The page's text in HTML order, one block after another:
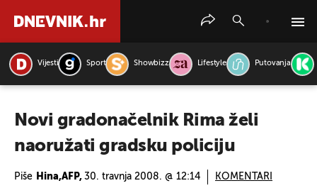
Vijesti Sport Showbizz Lifestyle Putovanja
Novi gradonačelnik Rima želi
naoružati gradsku policiju
Piše Hina,AFP, 30. travnja 2008. @ 12:14 KOMENTARI
PRETRAŽITE VIJESTI